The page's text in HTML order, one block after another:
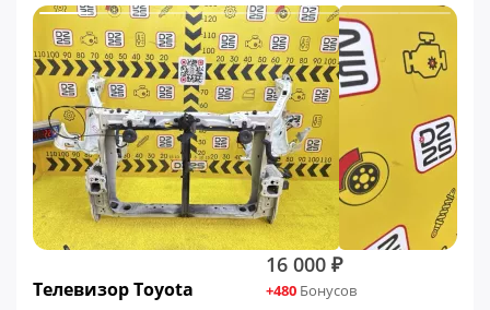
Телевизор Toyota
16 000 ₽
+480 Бонусов